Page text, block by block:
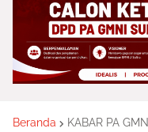
Beranda KABAR PA GMNI